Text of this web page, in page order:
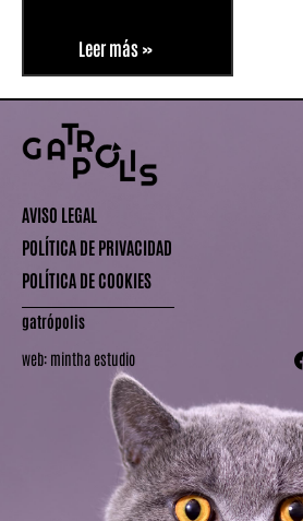
Leer más »
AVISO LEGAL
POLÍTICA DE PRIVACIDAD
POLÍTICA DE COOKIES
gatrópolis
web: mintha estudio